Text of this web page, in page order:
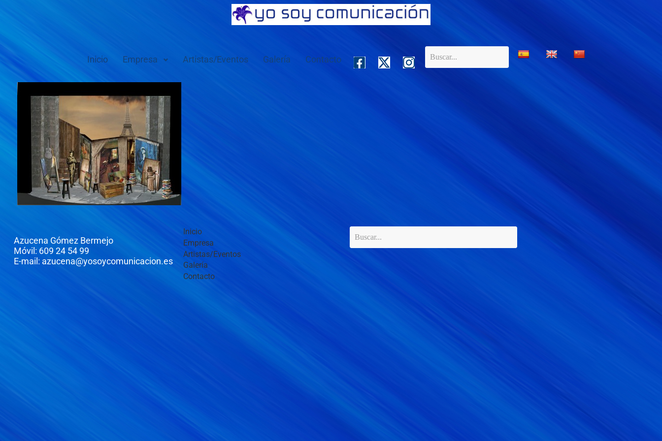
Inicio Empresa Artistas/Eventos Galería Contacto
Azucena Gómez Bermejo
Móvil: 609 24 54 99
E-mail: azucena@yosoycomunicacion.es
Inicio
Empresa
Artistas/Eventos
Galería
Contacto